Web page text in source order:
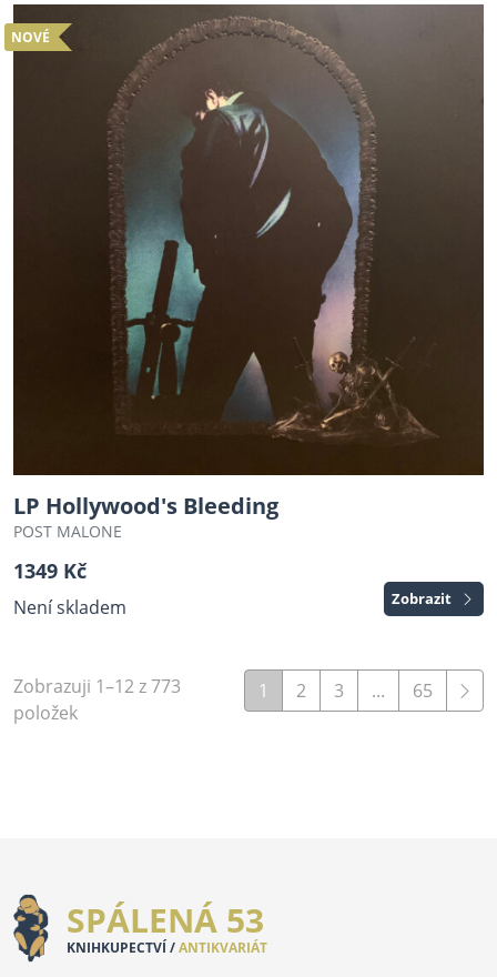
NOVÉ
LP Hollywood's Bleeding
POST MALONE
1349 Kč
Není skladem Zobrazit
Zobrazuji 1–12 z 773
položek
1 2 3 ... 65
SPÁLENÁ 53
KNIHKUPECTVÍ /ANTIKVARIÁT